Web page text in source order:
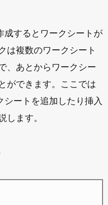
成するとワークシートが
は複数のワークシート
、あとからワークシー
ができます。ここでは
ートを追加したり挿入
します。